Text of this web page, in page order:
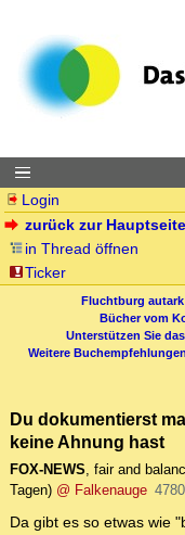
Login
zurück zur Hauptseite
in Thread öffnen
Ticker
Fluchtburg autark
Bücher vom
Unterstützen Sie
Weitere Buchempfehlungen
Du dokumentierst
keine Ahnung hast
FOX-NEWS, fair and
Tagen) @ Falkenauge
Da gibt es so etwas wie